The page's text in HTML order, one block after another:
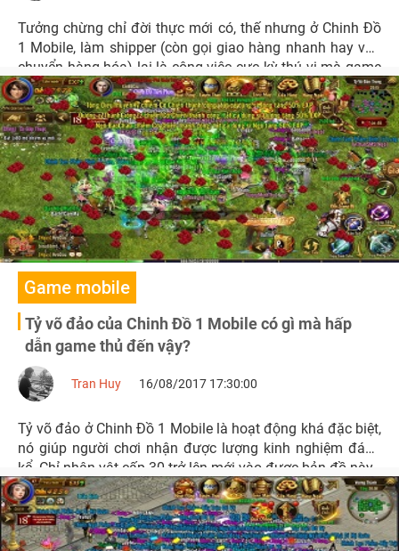
Tưởng chừng chỉ đời thực mới có, thế nhưng ở Chinh Đồ
1 Mobile, làm shipper (còn gọi giao hàng nhanh hay vận
chuyển hàng hóa) lại là công việc cực kỳ thú vị mà game
thủ yêu thích, nó đem lại cũng khá nhiều các tình huống
dở khóc dở cười mà người chơi phải hứng chịu.
Game mobile
Tỷ võ đảo của Chinh Đồ 1 Mobile có gì mà hấp
dẫn game thủ đến vậy?
Tỷ võ đảo ở Chinh Đồ 1 Mobile là hoạt động khá đặc biệt,
nó giúp người chơi nhận được lượng kinh nghiệm đáng
kể. Chỉ nhân vật cấp 30 trở lên mới vào được bản đồ này.